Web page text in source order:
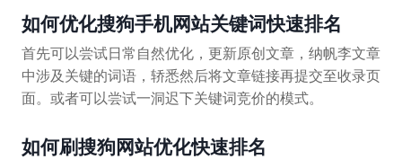
如何优化搜狗手机网站关键词快速排名
首先可以尝试日常自然优化，更新原创文章，纳帆李文章
中涉及关键的词语，轿悉然后将文章链接再提交至收录页
面。或者可以尝试一洞迟下关键词竞价的模式。
如何刷搜狗网站优化快速排名